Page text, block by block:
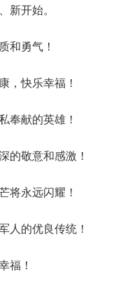
新开始。
和勇气！
，快乐幸福！
奉献的英雄！
的敬意和感激！
将永远闪耀！
人的优良传统！
福！